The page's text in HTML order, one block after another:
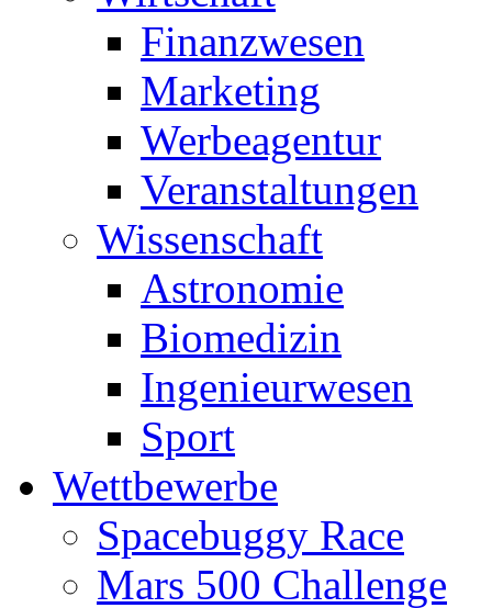
Finanzwesen
Marketing
Werbeagentur
Veranstaltungen
Wissenschaft
Astronomie
Biomedizin
Ingenieurwesen
Sport
Wettbewerbe
Spacebuggy Race
Mars 500 Challenge